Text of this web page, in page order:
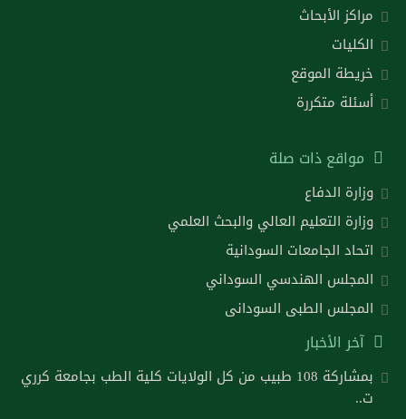
مراكز الأبحاث
الكليات
خريطة الموقع
أسئلة متكررة
مواقع ذات صلة
وزارة الدفاع
وزارة التعليم العالي والبحث العلمي
اتحاد الجامعات السودانية
المجلس الهندسي السوداني
المجلس الطبى السودانى
آخر الأخبار
بمشاركة 108 طبيب من كل الولايات كلية الطب بجامعة كرري
ت..